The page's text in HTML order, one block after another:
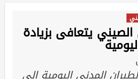
الصيني يتعافى بزيادة
المدني اليومية إلى